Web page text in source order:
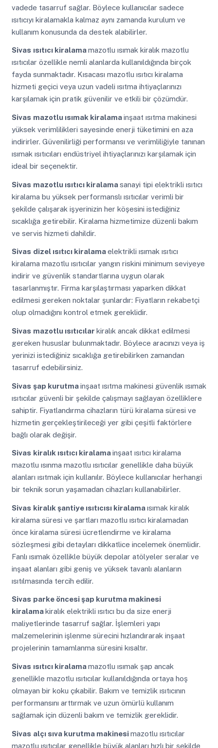
vadede tasarruf sağlar. Böylece kullanıcılar sadece
ısıtıcıyı kiralamakla kalmaz aynı zamanda kurulum ve
kullanım konusunda da destek alabilirler.
Sivas ısıtıcı kiralamamazotlu ısımak kiralık mazotlu
ısıtıcılar özellikle nemli alanlarda kullanıldığında birçok
fayda sunmaktadır. Kısacası mazotlu ısıtıcı kiralama
hizmeti geçici veya uzun vadeli ısıtma ihtiyaçlarınızı
karşılamak için pratik güvenilir ve etkili bir çözümdür.
Sivas mazotlu ısımak kiralamainşaat ısıtma makinesi
yüksek verimlilikleri sayesinde enerji tüketimini en aza
indirirler. Güvenilirliği performansı ve verimliliğiyle tanınan
ısımak ısıtıcıları endüstriyel ihtiyaçlarınızı karşılamak için
ideal bir seçenektir.
Sivas mazotlu ısıtıcı kiralamasanayi tipi elektrikli ısıtıcı
kiralama bu yüksek performanslı ısıtıcılar verimli bir
şekilde çalışarak işyerinizin her köşesini istediğiniz
sıcaklığa getirebilir. Kiralama hizmetimize düzenli bakım
ve servis hizmeti dahildir.
Sivas dizel ısıtıcı kiralamaelektrikli ısımak ısıtıcı
kiralama mazotlu ısıtıcılar yangın riskini minimum seviyeye
indirir ve güvenlik standartlarına uygun olarak
tasarlanmıştır. Firma karşılaştırması yaparken dikkat
edilmesi gereken noktalar şunlardır: Fiyatların rekabetçi
olup olmadığını kontrol etmek gereklidir.
Sivas mazotlu ısıtıcılar kiralık ancak dikkat edilmesi
gereken hususlar bulunmaktadır. Böylece aracınızı veya iş
yerinizi istediğiniz sıcaklığa getirebilirken zamandan
tasarruf edebilirsiniz.
Sivas şap kurutmainşaat ısıtma makinesi güvenlik ısımak
ısıtıcılar güvenli bir şekilde çalışmayı sağlayan özelliklere
sahiptir. Fiyatlandırma cihazların türü kiralama süresi ve
hizmetin gerçekleştirileceği yer gibi çeşitli faktörlere
bağlı olarak değişir.
Sivas kiralık ısıtıcı kiralamainşaat ısıtıcı kiralama
mazotlu ısınma mazotlu ısıtıcılar genellikle daha büyük
alanları ısıtmak için kullanılır. Böylece kullanıcılar herhangi
bir teknik sorun yaşamadan cihazları kullanabilirler.
Sivas kiralık şantiye ısıtıcısı kiralamaısımak kiralık
kiralama süresi ve şartları mazotlu ısıtıcı kiralamadan
önce kiralama süresi ücretlendirme ve kiralama
sözleşmesi gibi detayları dikkatlice incelemek önemlidir.
Fanlı ısımak özellikle büyük depolar atölyeler seralar ve
inşaat alanları gibi geniş ve yüksek tavanlı alanların
ısıtılmasında tercih edilir.
Sivas parke öncesi şap kurutma makinesi
kiralamakiralık elektrikli ısıtıcı bu da size enerji
maliyetlerinde tasarruf sağlar. İşlemleri yapı
malzemelerinin işlenme sürecini hızlandırarak inşaat
projelerinin tamamlanma süresini kısaltır.
Sivas ısıtıcı kiralamamazotlu ısımak şap ancak
genellikle mazotlu ısıtıcılar kullanıldığında ortaya hoş
olmayan bir koku çıkabilir. Bakım ve temizlik ısıtıcının
performansını arttırmak ve uzun ömürlü kullanım
sağlamak için düzenli bakım ve temizlik gereklidir.
Sivas alçı sıva kurutma makinesimazotlu ısıtıcılar
mazotlu ısıtıcılar genellikle büyük alanları hızlı bir şekilde